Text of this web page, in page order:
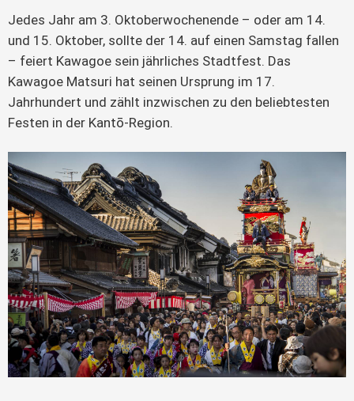
Jedes Jahr am 3. Oktoberwochenende – oder am 14.
und 15. Oktober, sollte der 14. auf einen Samstag fallen
– feiert Kawagoe sein jährliches Stadtfest. Das
Kawagoe Matsuri hat seinen Ursprung im 17.
Jahrhundert und zählt inzwischen zu den beliebtesten
Festen in der Kantō-Region.